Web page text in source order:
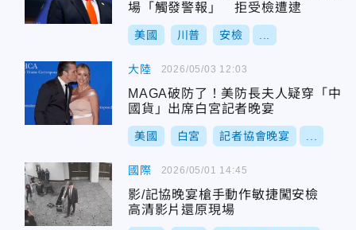
場「觸發警報」 拒受檢遭逮
美國 川普 安檢
大陸
MAGA破防了！美防長夫人疑穿「中
國貨」出席白宮記者晚宴
美國 白宮 記者協會晚宴
2026/05/03 12:03
國際
影/記協晚宴槍手動作敏捷闖安檢
高清影片還原現場
2026/05/01 14:45